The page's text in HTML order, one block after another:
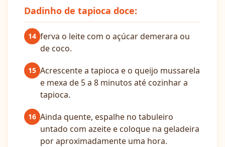
Dadinho de tapioca doce:
14 ferva o leite com o açúcar demerara ou
de coco.
15 Acrescente a tapioca e o queijo mussarela
e mexa de 5 a 8 minutos até cozinhar a
tapioca.
16 Ainda quente, espalhe no tabuleiro
untado com azeite e coloque na geladeira
por aproximadamente uma hora.